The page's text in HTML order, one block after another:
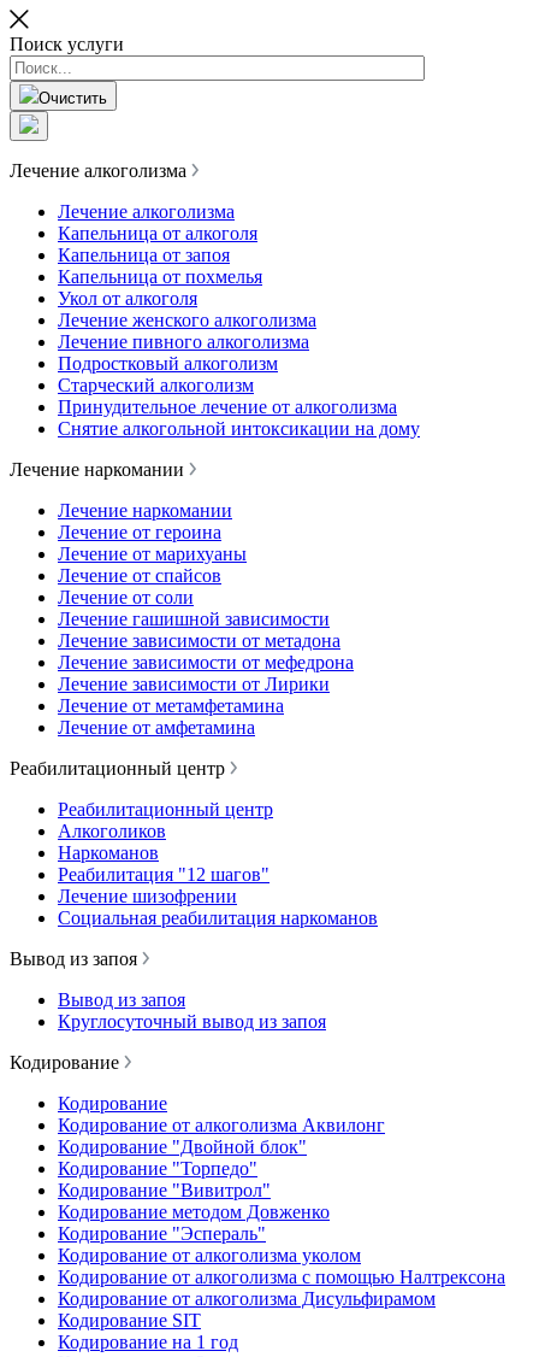
Поиск услуги
Очистить
Лечение алкоголизма
Лечение алкоголизма
Капельница от алкоголя
Капельница от запоя
Капельница от похмелья
Укол от алкоголя
Лечение женского алкоголизма
Лечение пивного алкоголизма
Подростковый алкоголизм
Старческий алкоголизм
Принудительное лечение от алкоголизма
Снятие алкогольной интоксикации на дому
Лечение наркомании
Лечение наркомании
Лечение от героина
Лечение от марихуаны
Лечение от спайсов
Лечение от соли
Лечение гашишной зависимости
Лечение зависимости от метадона
Лечение зависимости от мефедрона
Лечение зависимости от Лирики
Лечение от метамфетамина
Лечение от амфетамина
Реабилитационный центр
Реабилитационный центр
Алкоголиков
Наркоманов
Реабилитация "12 шагов"
Лечение шизофрении
Социальная реабилитация наркоманов
Вывод из запоя
Вывод из запоя
Круглосуточный вывод из запоя
Кодирование
Кодирование
Кодирование от алкоголизма Аквилонг
Кодирование "Двойной блок"
Кодирование "Торпедо"
Кодирование "Вивитрол"
Кодирование методом Довженко
Кодирование "Эспераль"
Кодирование от алкоголизма уколом
Кодирование от алкоголизма с помощью Налтрексона
Кодирование от алкоголизма Дисульфирамом
Кодирование SIT
Кодирование на 1 год